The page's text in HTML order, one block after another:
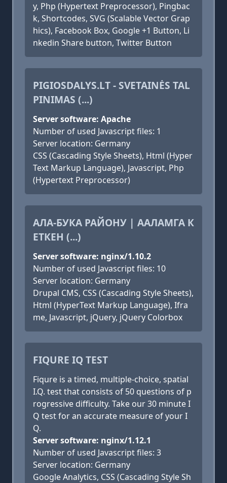
y, Php (Hypertext Preprocessor), Pingbac
k, Shortcodes, SVG (Scalable Vector Grap
hics), Facebook Box, Google +1 Button, Li
nkedin Share button, Twitter Button
PIGIOSDALYS.LT - SVETAINĖS TAL
PINIMAS (...)
Server software: Apache
Number of used Javascript files: 1
Server location: Germany
CSS (Cascading Style Sheets), Html (Hyper
Text Markup Language), Javascript, Php
(Hypertext Preprocessor)
АЛА-БУКА РАЙОНУ | ААЛАМГА К
ЕТКЕН (...)
Server software: nginx/1.10.2
Number of used Javascript files: 10
Server location: Germany
Drupal CMS, CSS (Cascading Style Sheets),
Html (HyperText Markup Language), Ifra
me, Javascript, jQuery, jQuery Colorbox
FIQURE IQ TEST
Fiqure is a timed, multiple-choice, spatial
I.Q. test that consists of 50 questions of p
rogressive difficulty. Take our 30 minute I
Q test for an accurate measure of your I
Q.
Server software: nginx/1.12.1
Number of used Javascript files: 3
Server location: Germany
Google Analytics, CSS (Cascading Style Sh